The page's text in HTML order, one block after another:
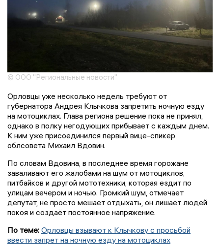
© ООО "Региональные новости"
Орловцы уже несколько недель требуют от
губернатора Андрея Клычкова запретить ночную езду
на мотоциклах. Глава региона решение пока не принял,
однако в полку негодующих прибывает с каждым днем.
К ним уже присоединился первый вице-спикер
облсовета Михаил Вдовин.
По словам Вдовина, в последнее время горожане
заваливают его жалобами на шум от мотоциклов,
питбайков и другой мототехники, которая ездит по
улицам вечером и ночью. Громкий шум, отмечает
депутат, не просто мешает отдыхать, он лишает людей
покоя и создаёт постоянное напряжение.
По теме: Орловцы взывают к Клычкову с просьбой
ввести запрет на ночную езду на мотоциклах